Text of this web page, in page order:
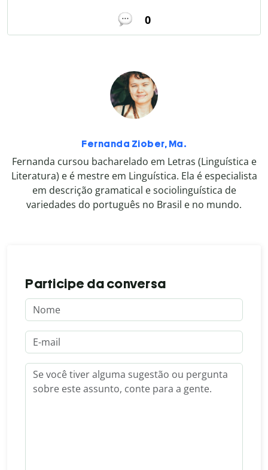
0
Fernanda Ziober, Ma.
Fernanda cursou bacharelado em Letras (Linguística e
Literatura) e é mestre em Linguística. Ela é especialista
em descrição gramatical e sociolinguística de
variedades do português no Brasil e no mundo.
Participe da conversa